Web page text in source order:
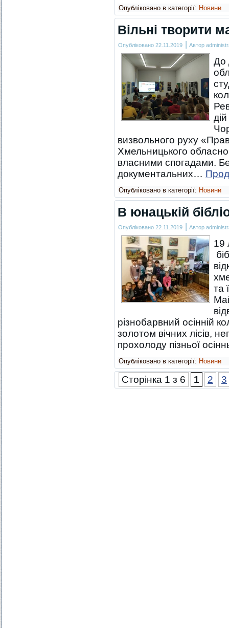
Опубліковано в категорії: Новини
Вільні творити
Опубліковано 22.11.2019 | Автор
До
визвольного руху
Хмельницького
власними спогадами.
документальних…
Опубліковано в категорії: Новини
В юнацькій
Опубліковано 22.11.2019 | Автор
19
та
різнобарвний осінній
золотом вічних лісів,
прохолоду пізньої
Опубліковано в категорії: Новини
Сторінка 1 з 6 1 2 3